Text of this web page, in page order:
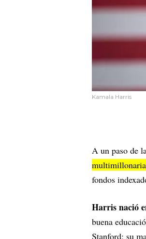
Kamala Harris
A un paso de
fondos
Harris nació
buena
Stanford; su